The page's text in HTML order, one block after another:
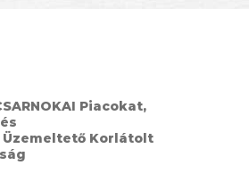
Piacokat,
Korlátolt